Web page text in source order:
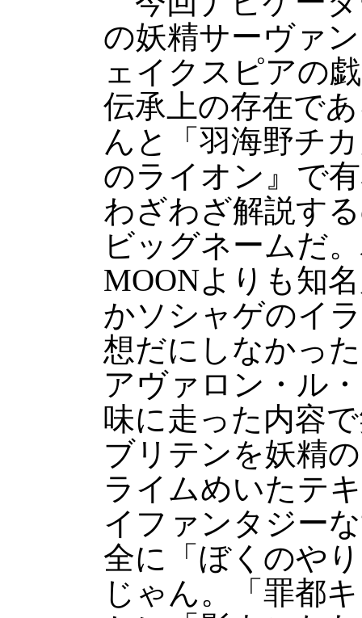
の妖精サーヴァ
ェイクスピアの
伝承上の存在で
んと「羽海野チ
のライオン』で
わざわざ解説す
ビッグネームだ
MOONよりも知
かソシャゲのイ
想だにしなかっ
アヴァロン・ル
味に走った内容
ブリテンを妖精
ライムめいたテ
イファンタジー
全に「ぼくのや
じゃん。「罪都